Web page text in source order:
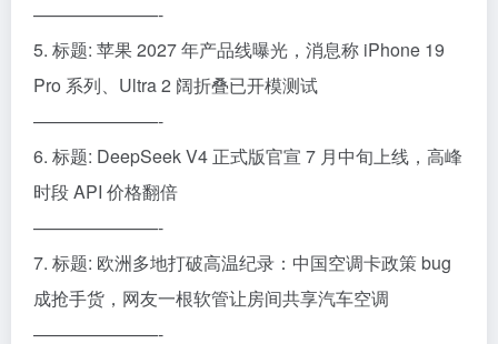
———————-
5. 标题: 苹果 2027 年产品线曝光，消息称 iPhone 19
Pro 系列、Ultra 2 阔折叠已开模测试
———————-
6. 标题: DeepSeek V4 正式版官宣 7 月中旬上线，高峰
时段 API 价格翻倍
———————-
7. 标题: 欧洲多地打破高温纪录：中国空调卡政策 bug
成抢手货，网友一根软管让房间共享汽车空调
———————-